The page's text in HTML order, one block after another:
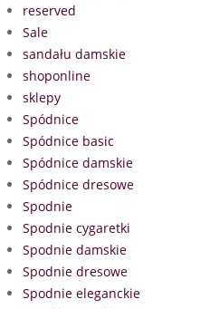
reserved
Sale
sandału damskie
shoponline
sklepy
Spódnice
Spódnice basic
Spódnice damskie
Spódnice dresowe
Spodnie
Spodnie cygaretki
Spodnie damskie
Spodnie dresowe
Spodnie eleganckie